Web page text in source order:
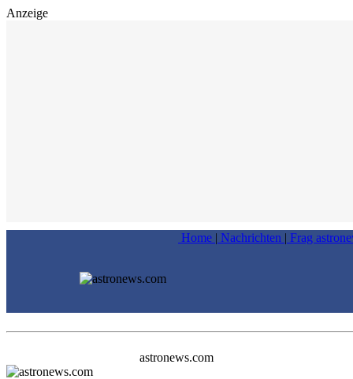
Anzeige
Home | Nachrichten | Frag
astronews.com